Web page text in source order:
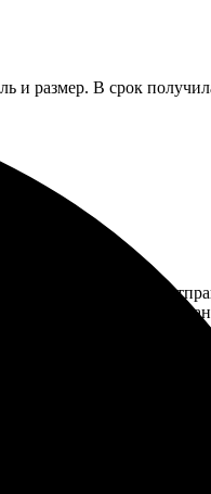
и размер. В срок
нужный формат и
детали